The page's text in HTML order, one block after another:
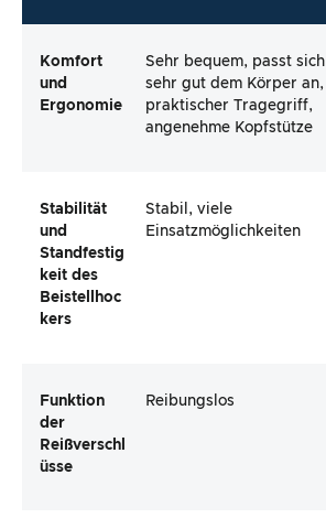
Komfort
und
Ergonomie
Sehr bequem, passt sich
sehr gut dem Körper an,
praktischer Tragegriff,
angenehme Kopfstütze
Stabilität
und
Standfestig
keit des
Beistellhoc
kers
Stabil, viele
Einsatzmöglichkeiten
Funktion
der
Reißverschl
üsse
Reibungslos